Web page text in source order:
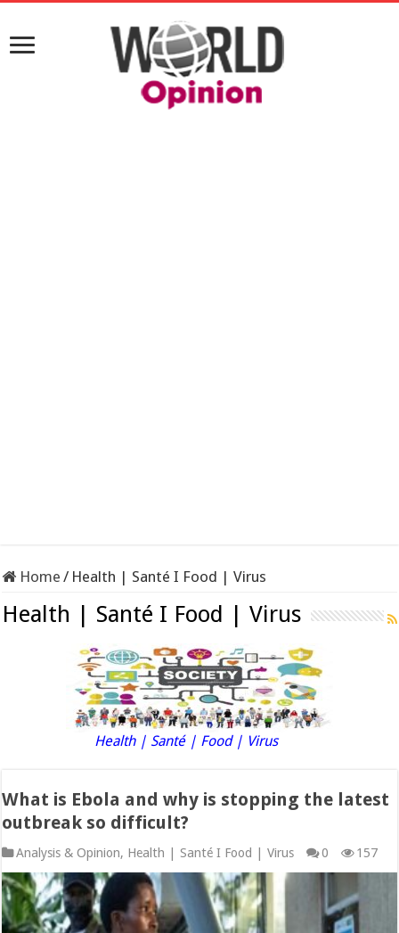
Home / Health | Santé I Food | Virus
Health | Santé I Food | Virus
Health | Santé | Food | Virus
What is Ebola and why is stopping the latest
outbreak so difficult?
Analysis & Opinion, Health | Santé I Food | Virus 0 157